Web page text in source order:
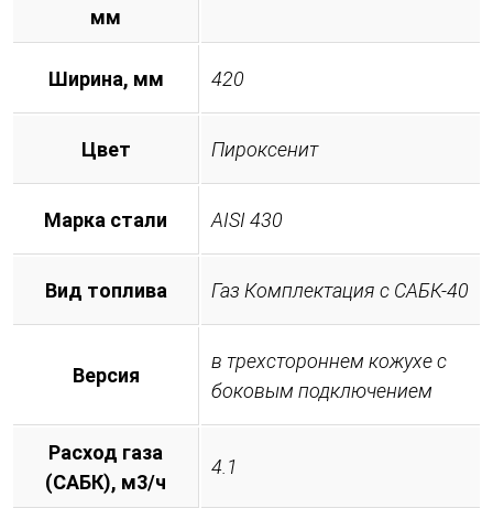
мм
Ширина, мм 420
Цвет Пироксенит
Марка стали AISI 430
Вид топлива Газ Комплектация с САБК-40
Версия
в трехстороннем кожухе с
боковым подключением
Расход газа
(САБК), м3/ч
4.1